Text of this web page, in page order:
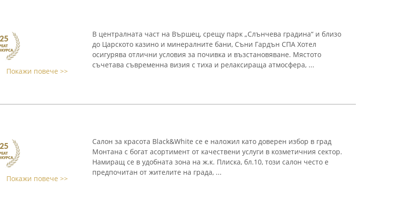
Покажи повече >>
В централната част на Вършец, срещу парк „Слънчева градина“ и близо
до Царското казино и минералните бани, Съни Гардън СПА Хотел
осигурява отлични условия за почивка и възстановяване. Мястото
съчетава съвременна визия с тиха и релаксираща атмосфера, ...
Покажи повече >>
Салон за красота Black&White се е наложил като доверен избор в град
Монтана с богат асортимент от качествени услуги в козметичния сектор.
Намиращ се в удобната зона на ж.к. Плиска, бл.10, този салон често е
предпочитан от жителите на града, ...